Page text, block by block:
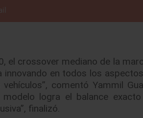
el crossover mediano de la
innovando en todos los
comentó Yammil
modelo logra el balance
finalizó.